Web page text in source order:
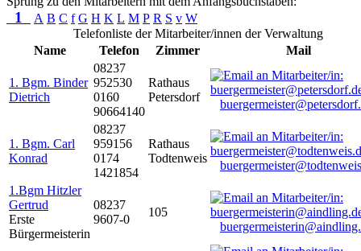
1 A B C f G H K L M P R S v W
Telefonliste der Mitarbeiter/innen der Verwaltung
Name
Telefon Zimmer Mail
1. Bgm. Binder
Dietrich
08237
952530
0160
90664140
Rathaus
Petersdorf
1. Bgm. Carl
Konrad
08237
959156
0174
1421854
Rathaus
Todtenweis
1.Bgm Hitzler
Gertrud
Erste
Bürgermeisterin
08237
9607-0
105